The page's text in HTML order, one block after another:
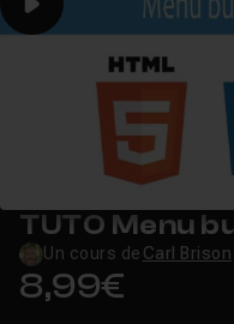
Play
TUTO Menu
Un cours de Carl Brison
8,99€